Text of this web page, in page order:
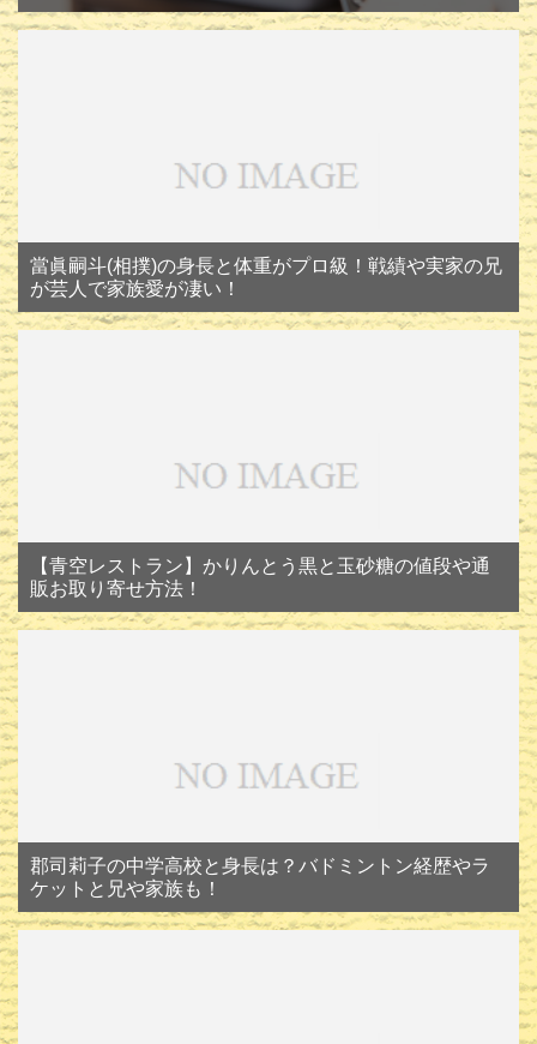
當眞嗣斗(相撲)の身長と体重がプロ級！戦績や実家の兄
が芸人で家族愛が凄い！
【青空レストラン】かりんとう黒と玉砂糖の値段や通
販お取り寄せ方法！
郡司莉子の中学高校と身長は？バドミントン経歴やラ
ケットと兄や家族も！